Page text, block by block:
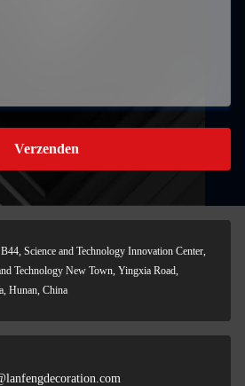
Verzenden
Science and Technology Innovation Center,
Technology New Town, Yingxia Road,
Hunan, China